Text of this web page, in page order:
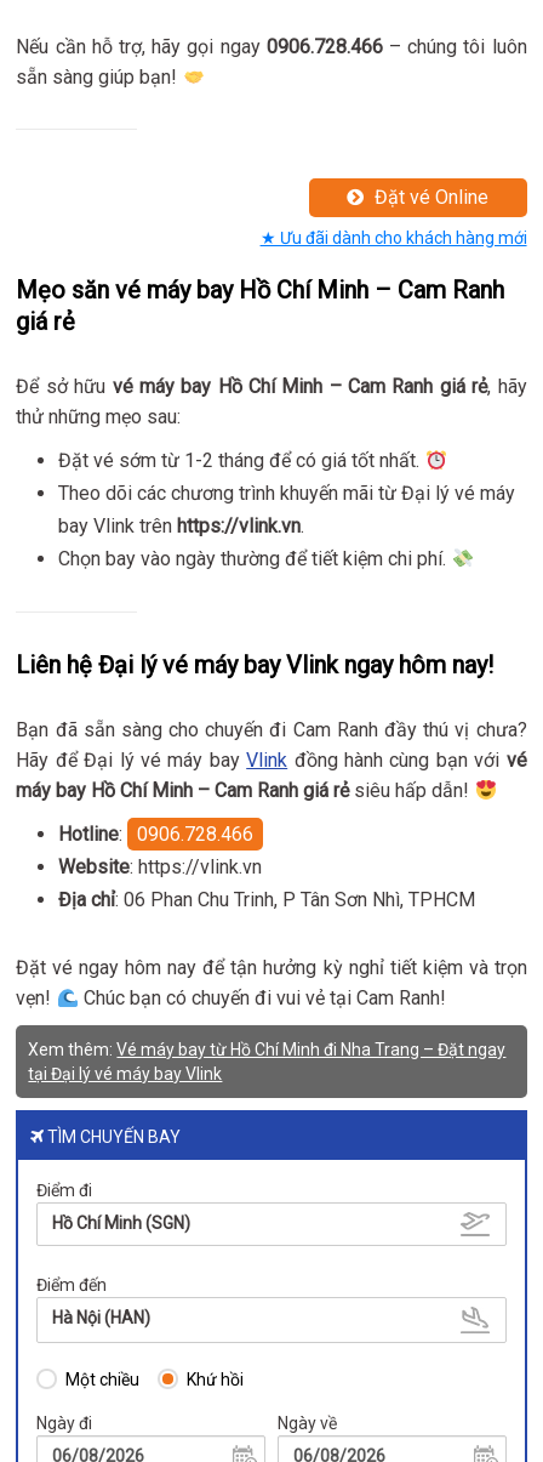
Nếu cần hỗ trợ, hãy gọi ngay 0906.728.466– chúng tôi luôn
sẵn sàng giúp bạn!
Đặt vé Online
★ Ưu đãi dành cho khách hàng mới
Mẹo săn vé máy bay Hồ Chí Minh – Cam Ranh
giá rẻ
Để sở hữu vé máy bay Hồ Chí Minh – Cam Ranh giá rẻ, hãy
thử những mẹo sau:
Đặt vé sớm từ 1-2 tháng để có giá tốt nhất.
Theo dõi các chương trình khuyến mãi từ Đại lý vé máy
bay Vlink trên https://vlink.vn.
Chọn bay vào ngày thường để tiết kiệm chi phí.
Liên hệ Đại lý vé máy bay Vlink ngay hôm nay!
Bạn đã sẵn sàng cho chuyến đi Cam Ranh đầy thú vị chưa?
Hãy để Đại lý vé máy bayVlink đồng hành cùng bạn với vé
máy bay Hồ Chí Minh – Cam Ranh giá rẻsiêu hấp dẫn!
Hotline:
0906.728.466
Website: https://vlink.vn
Địa chỉ: 06 Phan Chu Trinh, P Tân Sơn Nhì, TPHCM
Đặt vé ngay hôm nay để tận hưởng kỳ nghỉ tiết kiệm và trọn
vẹn!
Chúc bạn có chuyến đi vui vẻ tại Cam Ranh!
Xem thêm:Vé máy bay từ Hồ Chí Minh đi Nha Trang – Đặt ngay
tại Đại lý vé máy bay Vlink
TÌM CHUYẾN BAY
Điểm đi
Hồ Chí Minh (SGN)
Điểm đến
Hà Nội (HAN)
Một chiều Khứ hồi
Ngày đi Ngày về